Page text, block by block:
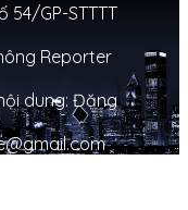
54/GP-STTTT
Reporter
dung: Đặng